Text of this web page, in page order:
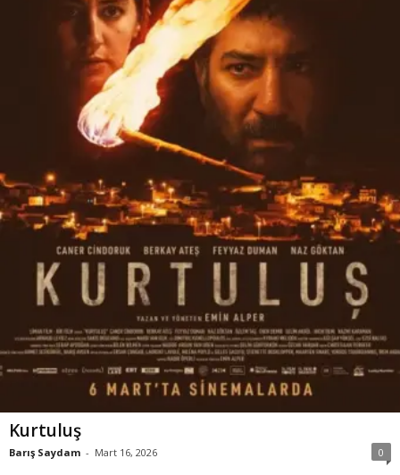
Kurtuluş
Barış Saydam - Mart 16, 2026 0